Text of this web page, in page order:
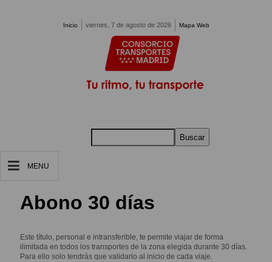
Inicio viernes, 7 de agosto de 2026 Mapa Web
Buscar
MENU
Abono 30 días
Este título, personal e intransferible, te permite viajar de forma
ilimitada en todos los transportes de la zona elegida durante 30 días.
Para ello solo tendrás que validarlo al inicio de cada viaje.